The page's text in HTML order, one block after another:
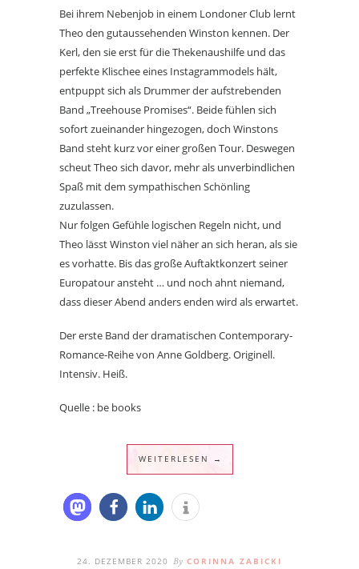
Bei ihrem Nebenjob in einem Londoner Club lernt
Theo den gutaussehenden Winston kennen. Der
Kerl, den sie erst für die Thekenaushilfe und das
perfekte Klischee eines Instagrammodels hält,
entpuppt sich als Drummer der aufstrebenden
Band „Treehouse Promises“. Beide fühlen sich
sofort zueinander hingezogen, doch Winstons
Band steht kurz vor einer großen Tour. Deswegen
scheut Theo sich davor, mehr als unverbindlichen
Spaß mit dem sympathischen Schönling
zuzulassen.
Nur folgen Gefühle logischen Regeln nicht, und
Theo lässt Winston viel näher an sich heran, als sie
es vorhatte. Bis das große Auftaktkonzert seiner
Europatour ansteht … und noch ahnt niemand,
dass dieser Abend anders enden wird als erwartet.
Der erste Band der dramatischen Contemporary-
Romance-Reihe von Anne Goldberg. Originell.
Intensiv. Heiß.
Quelle : be books
WEITERLESEN →
24. DEZEMBER 2020 By CORINNA ZABICKI